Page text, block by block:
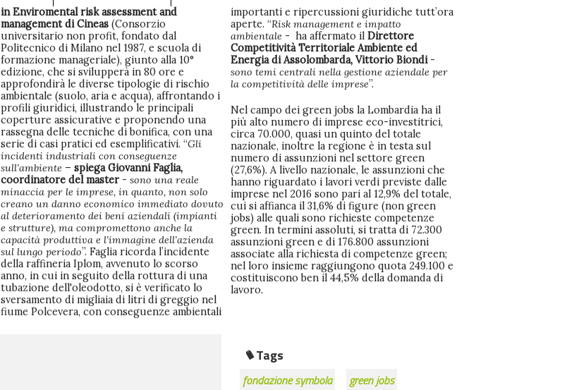
in Enviromental risk assessment and
management di Cineas(Consorzio
universitario non profit, fondato dal
Politecnico di Milano nel 1987, e scuola di
formazione manageriale), giunto alla 10°
edizione, che si svilupperà in 80 ore e
approfondirà le diverse tipologie di rischio
ambientale (suolo, aria e acqua), affrontando i
profili giuridici, illustrando le principali
coperture assicurative e proponendo una
rassegna delle tecniche di bonifica, con una
serie di casi pratici ed esemplificativi. “Gli
incidenti industriali con conseguenze
sull’ambiente – spiega Giovanni Faglia,
coordinatore del master- sono una reale
minaccia per le imprese, in quanto, non solo
creano un danno economico immediato dovuto
al deterioramento dei beni aziendali (impianti
e strutture), ma compromettono anche la
capacità produttiva e l’immagine dell’azienda
sul lungo periodo”. Faglia ricorda l’incidente
della raffineria Iplom, avvenuto lo scorso
anno, in cui in seguito della rottura di una
tubazione dell'oleodotto, si è verificato lo
sversamento di migliaia di litri di greggio nel
fiume Polcevera, con conseguenze ambientali
importanti e ripercussioni giuridiche tutt’ora
aperte. “Risk management e impatto
ambientale - ha affermato ilDirettore
Competitività Territoriale Ambiente ed
Energia di Assolombarda, Vittorio Biondi-
sono temi centrali nella gestione aziendale per
la competitività delle imprese”.
Nel campo dei green jobs la Lombardia ha il
più alto numero di imprese eco-investitrici,
circa 70.000, quasi un quinto del totale
nazionale, inoltre la regione è in testa sul
numero di assunzioni nel settore green
(27,6%). A livello nazionale, le assunzioni che
hanno riguardato i lavori verdi previste dalle
imprese nel 2016 sono pari al 12,9% del totale,
cui si affianca il 31,6% di figure (non green
jobs) alle quali sono richieste competenze
green. In termini assoluti, si tratta di 72.300
assunzioni green e di 176.800 assunzioni
associate alla richiesta di competenze green;
nel loro insieme raggiungono quota 249.100 e
costituiscono ben il 44,5% della domanda di
lavoro.
Tags
fondazione symbola
green jobs